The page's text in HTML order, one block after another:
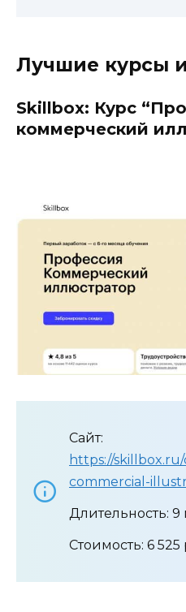
Лучшие курсы
Skillbox: Курс
коммерческий
Сайт:
https://
commercial-
Длительность:
Стоимость: 6 525